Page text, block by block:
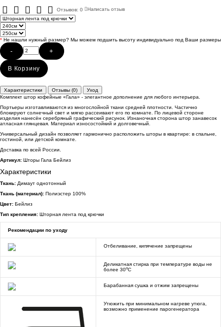
Отзывов: 0 Написать отзыв
* Не нашли нужный размер? Мы можем подшить высоту индивидуально под Ваши размеры
- +
В Корзину
Характеристики Отзывы (0)
Уход
Комплект штор кофейные «Гала» - элегантное дополнение для любого интерьера.
Портьеры изготавливаются из многослойной ткани средней плотности. Частично
блокируют солнечный свет и мягко рассеивают его по комнате. По лицевой стороне
изделия нанесён серебряный графический рисунок. Изнаночная сторона штор занавесок
атласная глянцевая. Материал износостойкий и долговечный.
Универсальный дизайн позволяет гармонично расположить шторы в квартире: в спальне,
гостиной, или детской комнате.
Доставка по всей России.
Артикул: Шторы Гала Бейлиз
Характеристики
Ткань: Димаут однотонный
Ткань (материал): Полиэстер 100%
Цвет: Бейлиз
Тип крепления: Шторная лента под крючки
Рекомендации по уходу
Отбеливание, кипячение запрещены
Деликатная стирка при температуре воды не
более 30oC
Барабанная сушка и отжим запрещены
Утюжить при минимальном нагреве утюга,
возможно применение парогенератора